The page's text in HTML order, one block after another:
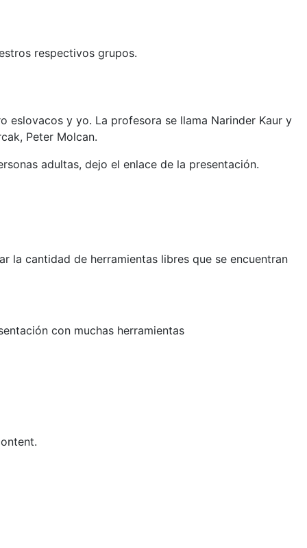
respectivos grupos.
eslovacos y yo. La profesora se llama Narinder Kaur y
Peter Molcan.
adultas, dejo el enlace de la presentación.
la cantidad de herramientas libres que se encuentran
con muchas herramientas